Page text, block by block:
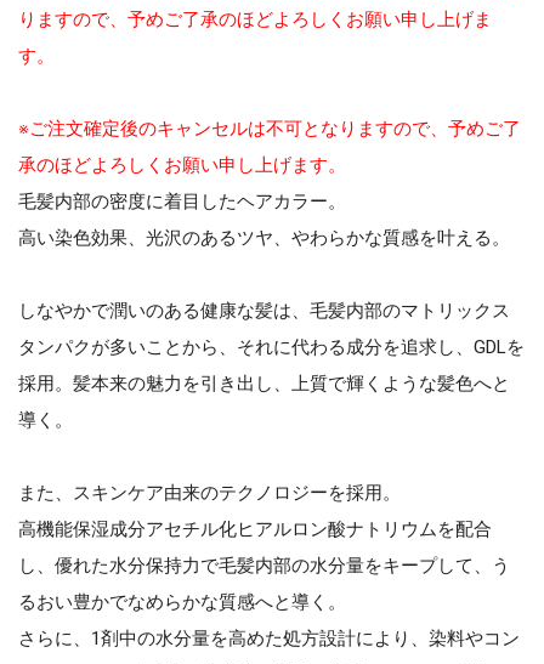
りますので、予めご了承のほどよろしくお願い申し上げま
す。
※ご注文確定後のキャンセルは不可となりますので、予めご了
承のほどよろしくお願い申し上げます。
毛髪内部の密度に着目したヘアカラー。
高い染色効果、光沢のあるツヤ、やわらかな質感を叶える。
しなやかで潤いのある健康な髪は、毛髪内部のマトリックス
タンパクが多いことから、それに代わる成分を追求し、GDLを
採用。髪本来の魅力を引き出し、上質で輝くような髪色へと
導く。
また、スキンケア由来のテクノロジーを採用。
高機能保湿成分アセチル化ヒアルロン酸ナトリウムを配合
し、優れた水分保持力で毛髪内部の水分量をキープして、う
るおい豊かでなめらかな質感へと導く。
さらに、1剤中の水分量を高めた処方設計により、染料やコン